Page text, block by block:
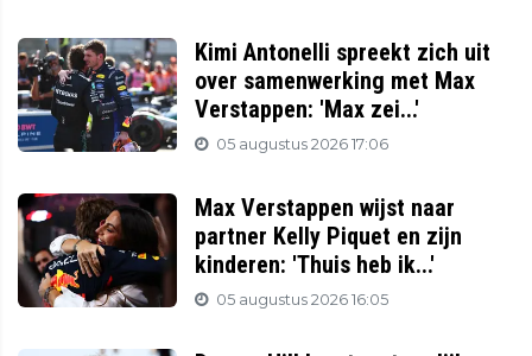
Kimi Antonelli spreekt zich uit
over samenwerking met Max
Verstappen: 'Max zei...'
05 augustus 2026 17:06
Max Verstappen wijst naar
partner Kelly Piquet en zijn
kinderen: 'Thuis heb ik...'
05 augustus 2026 16:05